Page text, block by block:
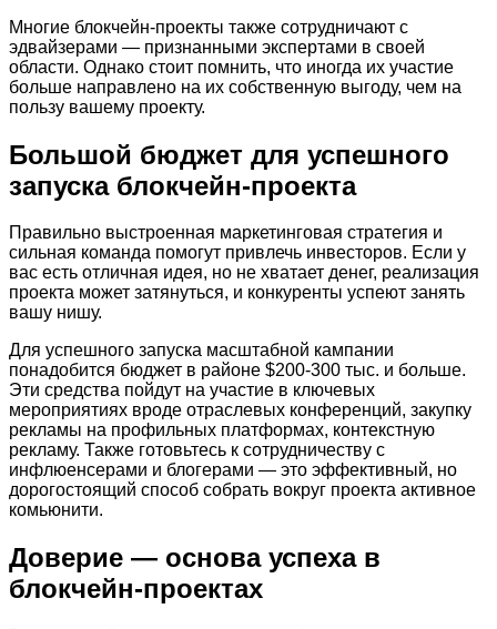
Многие блокчейн-проекты также сотрудничают с
эдвайзерами — признанными экспертами в своей
области. Однако стоит помнить, что иногда их участие
больше направлено на их собственную выгоду, чем на
пользу вашему проекту.
Большой бюджет для успешного
запуска блокчейн-проекта
Правильно выстроенная маркетинговая стратегия и
сильная команда помогут привлечь инвесторов. Если у
вас есть отличная идея, но не хватает денег, реализация
проекта может затянуться, и конкуренты успеют занять
вашу нишу.
Для успешного запуска масштабной кампании
понадобится бюджет в районе $200-300 тыс. и больше.
Эти средства пойдут на участие в ключевых
мероприятиях вроде отраслевых конференций, закупку
рекламы на профильных платформах, контекстную
рекламу. Также готовьтесь к сотрудничеству с
инфлюенсерами и блогерами — это эффективный, но
дорогостоящий способ собрать вокруг проекта активное
комьюнити.
Доверие — основа успеха в
блокчейн-проектах